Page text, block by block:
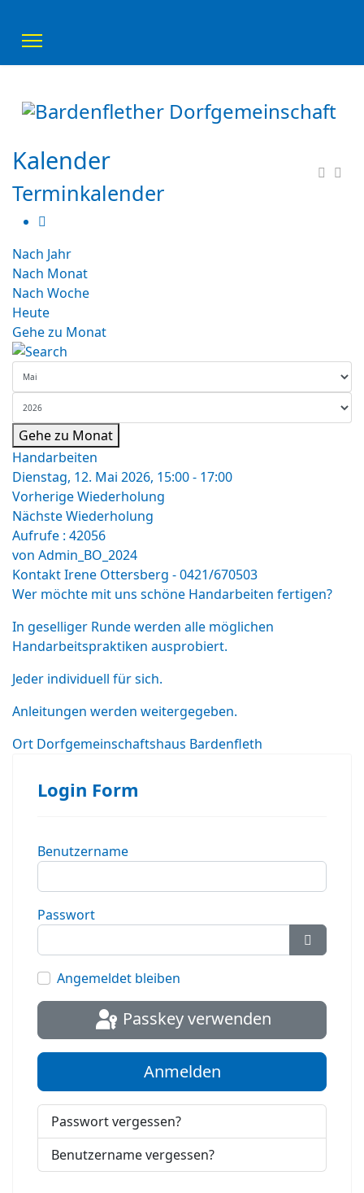
Kalender
Terminkalender
Nach Jahr
Nach Monat
Nach Woche
Heute
Gehe zu Monat
Gehe zu Monat
Handarbeiten
Dienstag, 12. Mai 2026, 15:00 - 17:00
Vorherige Wiederholung
Nächste Wiederholung
Aufrufe : 42056
von Admin_BO_2024
KontaktIrene Ottersberg - 0421/670503
Wer möchte mit uns schöne Handarbeiten fertigen?
In geselliger Runde werden alle möglichen
Handarbeitspraktiken ausprobiert.
Jeder individuell für sich.
Anleitungen werden weitergegeben.
Ort Dorfgemeinschaftshaus Bardenfleth
Login Form
Benutzername
Passwort
Angemeldet bleiben
Passkey verwenden
Anmelden
Passwort vergessen?
Benutzername vergessen?